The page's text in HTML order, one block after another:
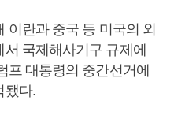
이란과 중국 등 미국의 외
국제해사기구 규제에
프 대통령의 중간선거에
됐다.